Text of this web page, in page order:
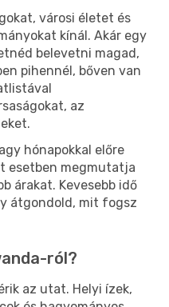
városi életet és
kínál. Akár egy
belevetni magad,
pihennél, bőven van
az
hónapokkal előre
esetben megmutatja
árakat. Kevesebb idő
átgondold, mit fogsz
ról?
az utat. Helyi ízek,